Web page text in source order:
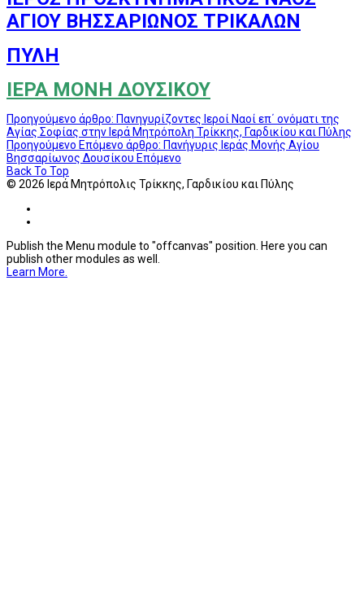
ΑΓΙΟΥ ΒΗΣΣΑΡΙΩΝΟΣ ΤΡΙΚΑΛΩΝ
ΠΥΛΗ
ΙΕΡΑ ΜΟΝΗ ΔΟΥΣΙΚΟΥ
Προηγούμενο άρθρο: Πανηγυρίζοντες Ιεροί Ναοί επ΄ ονόματι της
Αγίας Σοφίας στην Ιερά Μητρόπολη Τρίκκης, Γαρδικίου και Πύλης
Προηγούμενο Επόμενο άρθρο: Πανήγυρις Ιεράς Μονής Αγίου
Βησσαρίωνος Δουσίκου Επόμενο
Back To Top
© 2026 Ιερά Μητρόπολις Τρίκκης, Γαρδικίου και Πύλης
Publish the Menu module to "offcanvas" position. Here you can
publish other modules as well.
Learn More.